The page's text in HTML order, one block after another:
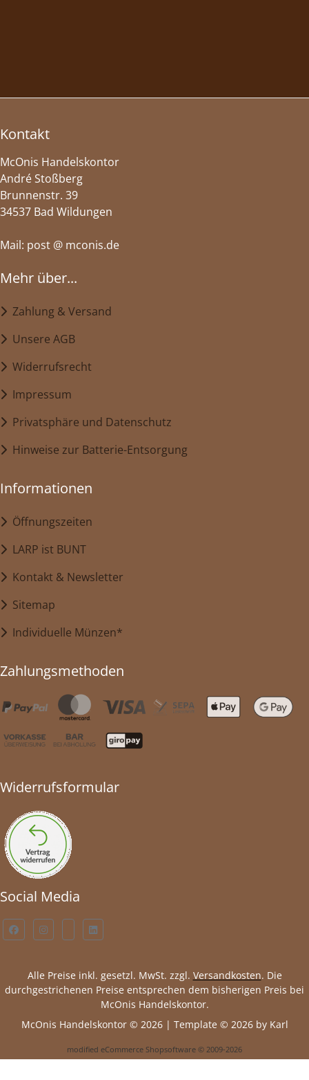
Kontakt
McOnis Handelskontor
André Stoßberg
Brunnenstr. 39
34537 Bad Wildungen
Mail: post @ mconis.de
Mehr über...
Zahlung & Versand
Unsere AGB
Widerrufsrecht
Impressum
Privatsphäre und Datenschutz
Hinweise zur Batterie-Entsorgung
Informationen
Öffnungszeiten
LARP ist BUNT
Kontakt & Newsletter
Sitemap
Individuelle Münzen*
Zahlungsmethoden
Widerrufsformular
Social Media
Alle Preise inkl. gesetzl. MwSt. zzgl. Versandkosten. Die
durchgestrichenen Preise entsprechen dem bisherigen Preis bei
McOnis Handelskontor.
McOnis Handelskontor © 2026 | Template © 2026 by Karl
modified eCommerce Shopsoftware © 2009-2026